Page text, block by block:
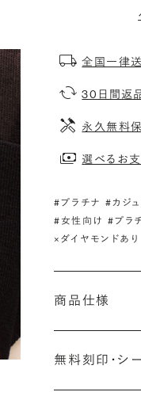
全国一律
30日間返
永久無料
選べるお
#プラチナ #カジ
#女性向け #プラ
×ダイヤモンドあり
商品仕様
無料刻印・ シ